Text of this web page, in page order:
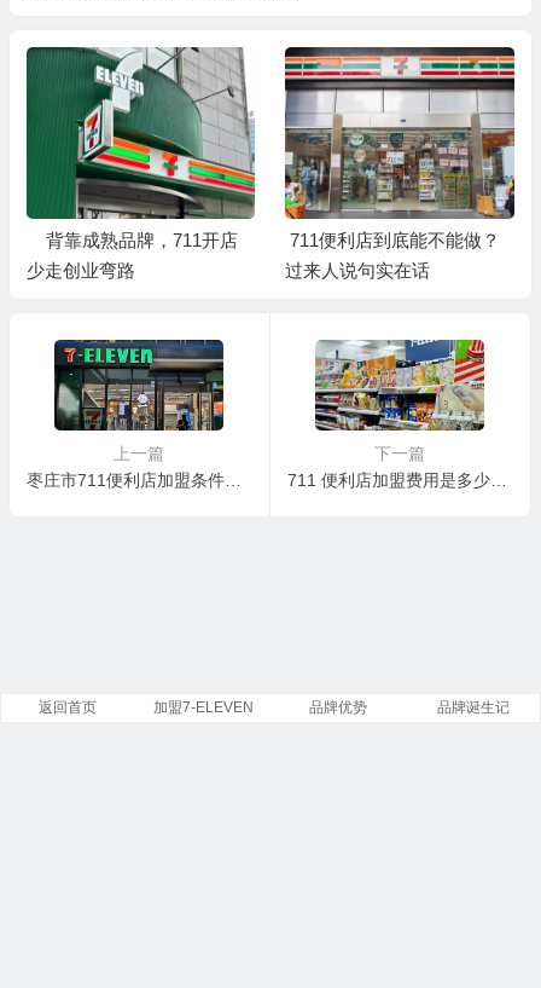
背靠成熟品牌，711开店
少走创业弯路
711便利店到底能不能做？
过来人说句实在话
上一篇
枣庄市711便利店加盟条件及费用，山东省可以加盟711便利店吗？
下一篇
711 便利店加盟费用是多少？711便利店加盟运营成本是多少？
返回首页 加盟7-ELEVEN 品牌优势 品牌诞生记